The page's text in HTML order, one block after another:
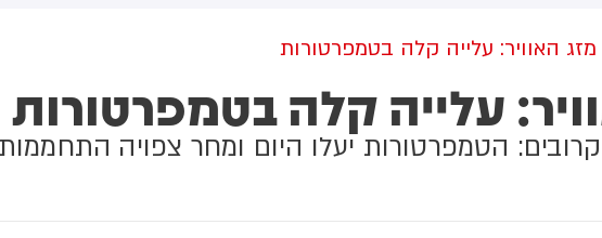
האוויר: עלייה קלה בטמפרטורות
עלייה קלה בטמפרטורות
הטמפרטורות יעלו היום ומחר צפויה